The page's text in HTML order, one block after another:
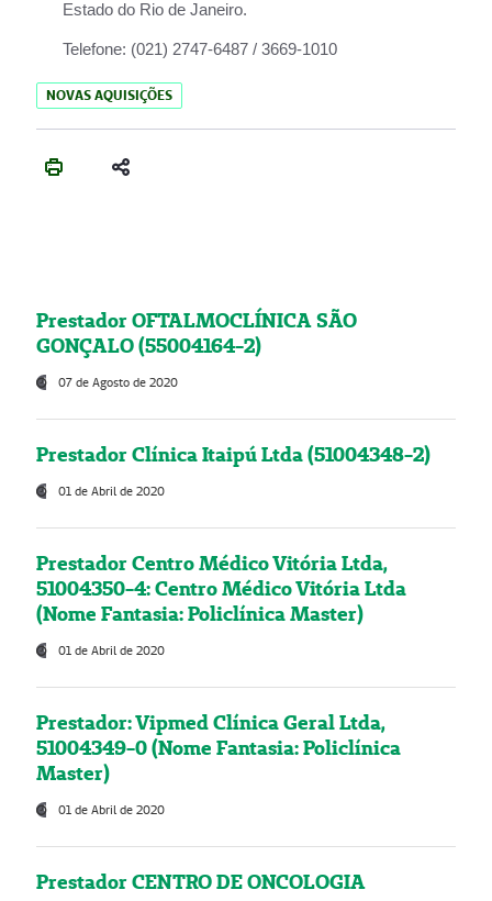
Estado do Rio de Janeiro.
Telefone: (021) 2747-6487 / 3669-1010
NOVAS AQUISIÇÕES
Prestador OFTALMOCLÍNICA SÃO
GONÇALO (55004164-2)
07 de Agosto de 2020
Prestador Clínica Itaipú Ltda (51004348-2)
01 de Abril de 2020
Prestador Centro Médico Vitória Ltda,
51004350-4: Centro Médico Vitória Ltda
(Nome Fantasia: Policlínica Master)
01 de Abril de 2020
Prestador: Vipmed Clínica Geral Ltda,
51004349-0 (Nome Fantasia: Policlínica
Master)
01 de Abril de 2020
Prestador CENTRO DE ONCOLOGIA